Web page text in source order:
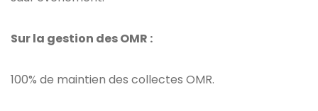
Sur la gestion des OMR :
100% de maintien des collectes OMR.